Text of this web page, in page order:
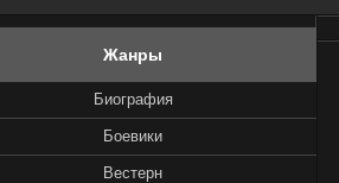
Жанры
Биография
Боевики
Вестерн